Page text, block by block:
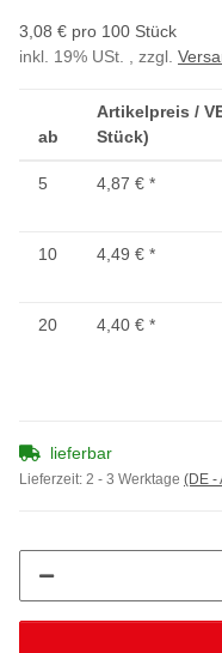
3,08 € pro 100 Stück
inkl. 19% USt. , zzgl.
ab
Artikelpreis /
Stück)
5 4,87 € *
10 4,49 € *
20 4,40 € *
lieferbar
Lieferzeit: 2 - 3 Werktage (DE -